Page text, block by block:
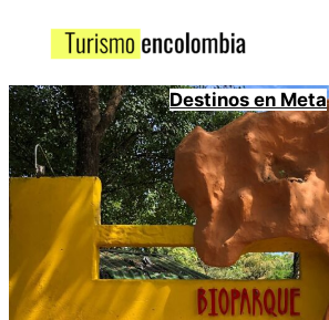
Destinos en Meta